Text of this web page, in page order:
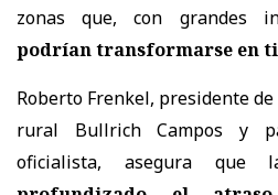
zonas que, con grandes
podrían transformarse en
Roberto Frenkel, presidente
rural Bullrich Campos y
oficialista, asegura que